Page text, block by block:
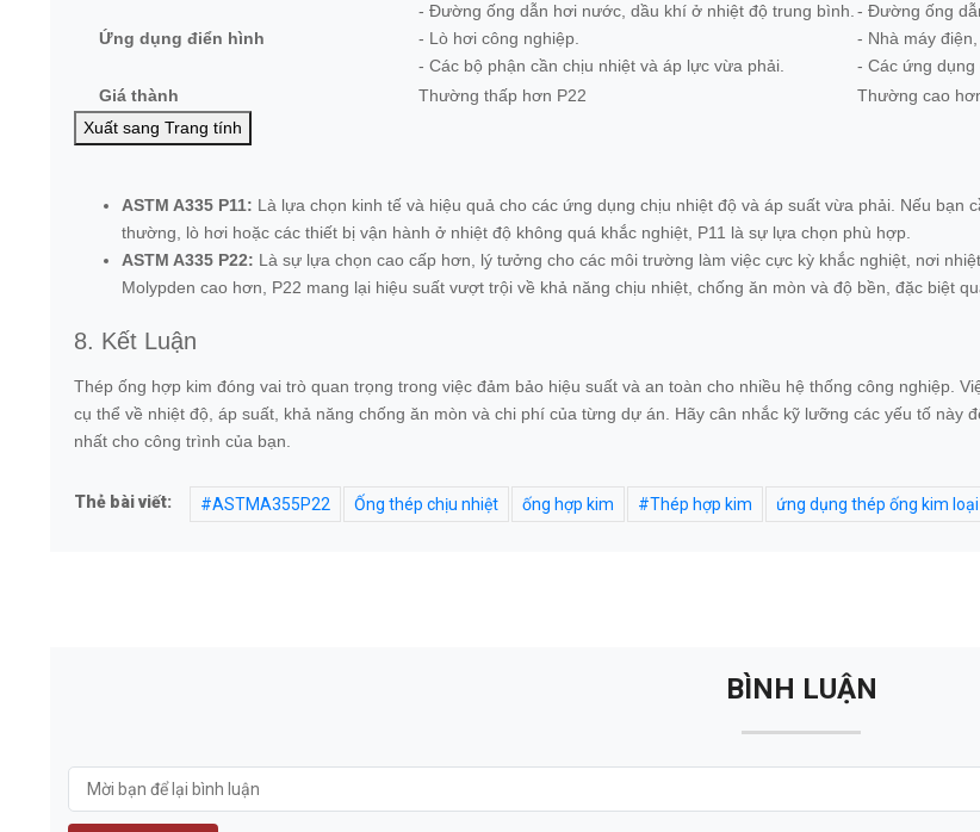
Ứng dụng điển hình
- Đường ống dẫn hơi nước, dầu khí ở nhiệt độ trung bình.
- Lò hơi công nghiệp.
- Các bộ phận cần chịu nhiệt và áp lực vừa phải.
- Đường ống
- Nhà máy điện,
- Các ứng dụng
Giá thành
Thường thấp hơn P22
Thường cao
Xuất sang Trang tính
ASTM A335 P11: Là lựa chọn kinh tế và hiệu quả cho các ứng dụng chịu nhiệt độ và áp suất vừa phải. Nếu
thường, lò hơi hoặc các thiết bị vận hành ở nhiệt độ không quá khắc nghiệt, P11 là sự lựa chọn phù hợp.
ASTM A335 P22: Là sự lựa chọn cao cấp hơn, lý tưởng cho các môi trường làm việc cực kỳ khắc nghiệt, nơi
Molypden cao hơn, P22 mang lại hiệu suất vượt trội về khả năng chịu nhiệt, chống ăn mòn và độ bền, đặc biệt
8. Kết Luận
Thép ống hợp kim đóng vai trò quan trọng trong việc đảm bảo hiệu suất và an toàn cho nhiều hệ thống công nghiệp.
cụ thể về nhiệt độ, áp suất, khả năng chống ăn mòn và chi phí của từng dự án. Hãy cân nhắc kỹ lưỡng các yếu tố này
nhất cho công trình của bạn.
Thẻ bài viết: #ASTMA355P22 Ống thép chịu nhiệt ống hợp kim #Thép hợp kim ứng dụng thép ống kim loại
BÌNH LUẬN